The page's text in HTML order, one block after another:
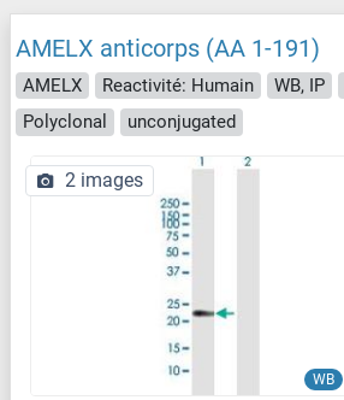
AMELX anticorps (AA 1-191)
AMELX Reactivité: Humain WB, IP
Polyclonal
unconjugated
WB
2 images